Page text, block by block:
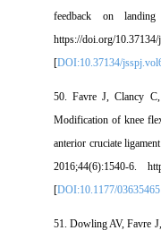
feedback on
https://doi.org/
[DOI:10.37134/
50. Favre J,
Modification of knee
anterior cruciate
2016;44(6):1540-6.
[DOI:10.1177/
51. Dowling AV,